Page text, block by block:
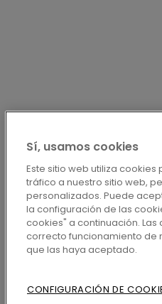
Sí, usamos cookies
Este sitio web utiliza
tráfico a nuestro sitio web,
personalizados. Puede
la configuración de las
cookies" a continuación.
correcto funcionamiento de
que las haya aceptado.
CONFIGURACIÓN DE